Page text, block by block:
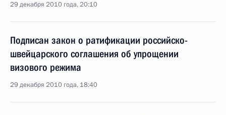
29 декабря 2010 года, 20:10
Подписан закон о ратификации российско-
швейцарского соглашения об упрощении
визового режима
29 декабря 2010 года, 18:40